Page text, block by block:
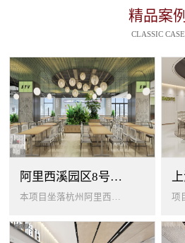
精品案例
CLASSIC CASE
阿里西溪园区8号楼1层餐厅
本项目坐落杭州阿里西溪园区8号楼一层，以绿色生机 + 年轻基因为核心，打造「活力聚场」复合型员工餐厅。兼顾多人群用餐需求...